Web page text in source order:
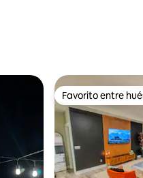
Favorito entre
Favorito entre